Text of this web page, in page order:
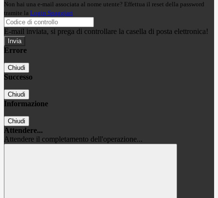
Non hai una e-mail associata al nome utente? Effettua il reset della password
tramite la Login Spaggiari
E-mail inviata, si prega di controllare la casella di posta elettronica!
Errore
Chiudi
Successo
Chiudi
Informazione
Chiudi
Attendere...
Attendere il completamento dell'operazione...